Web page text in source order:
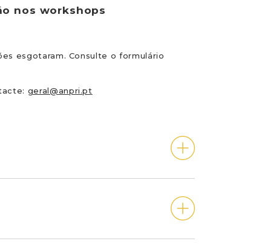
nos workshops
esgotaram. Consulte o formulário
geral@anpri.pt